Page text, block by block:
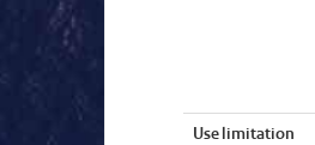
Use limitation